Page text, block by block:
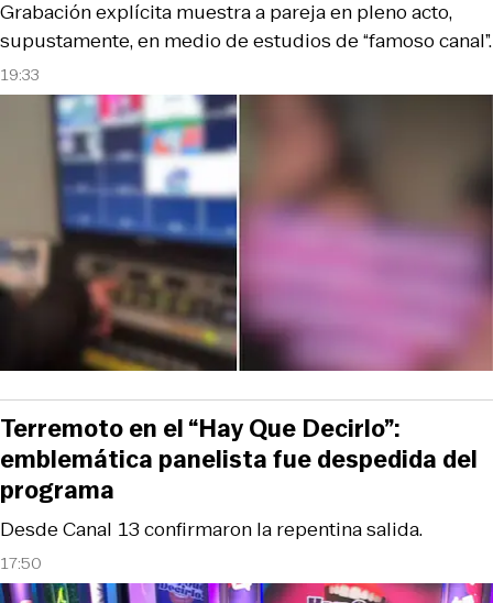
19:33
Grabación explícita muestra a pareja en pleno acto,
supustamente, en medio de estudios de “famoso canal”.
17:50
Desde Canal 13 confirmaron la repentina salida.
Terremoto en el “Hay Que Decirlo”:
emblemática panelista fue despedida del
programa